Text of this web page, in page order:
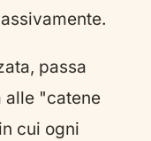
passa
alle "catene
cui ogni